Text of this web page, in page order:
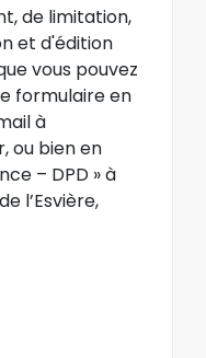
de limitation,
et d'édition
vous pouvez
formulaire en
à
, ou bien en
– DPD » à
l’Esvière,